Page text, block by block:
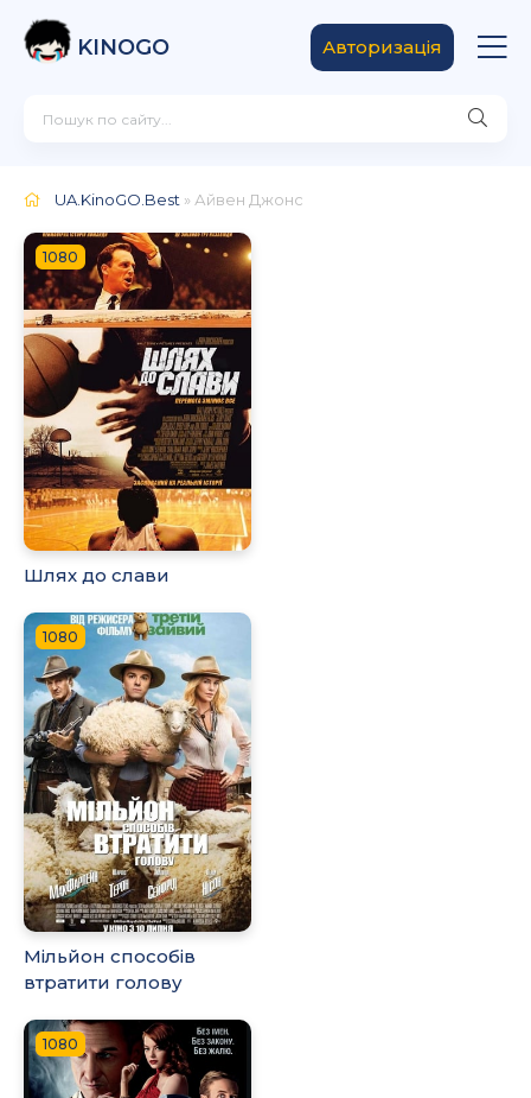
KINOGO Авторизація
UA.KinoGO.Best » Айвен Джонс
1080
Шлях до слави
1080
Мільйон способів
втратити голову
1080